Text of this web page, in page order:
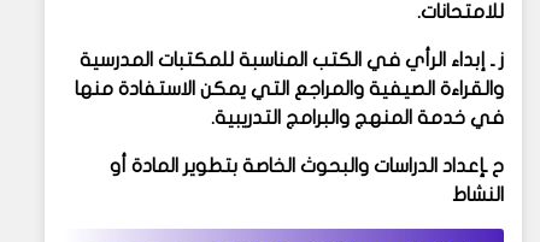
للامتحانات.
ز ـ إبداء الرأي في الكتب المناسبة للمكتبات المدرسية
والقراءة الصيفية والمراجع التي يمكن الاستفادة منها
في خدمة المنهج والبرامج التدريبية.
ح ـإعداد الدراسات والبحوث الخاصة بتطوير المادة أو
النشاط